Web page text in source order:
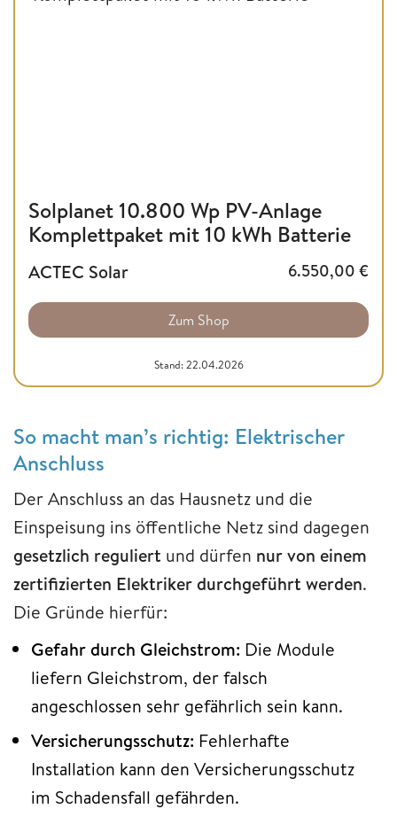
Solplanet 10.800 Wp PV-Anlage
Komplettpaket mit 10 kWh Batterie
ACTEC Solar 6.550,00 €
Zum Shop
Stand: 22.04.2026
So macht man’s richtig: Elektrischer
Anschluss
Der Anschluss an das Hausnetz und die
Einspeisung ins öffentliche Netz sind dagegen
gesetzlich reguliert und dürfen nur von einem
zertifizierten Elektriker durchgeführt werden.
Die Gründe hierfür:
Gefahr durch Gleichstrom: Die Module
liefern Gleichstrom, der falsch
angeschlossen sehr gefährlich sein kann.
Versicherungsschutz: Fehlerhafte
Installation kann den Versicherungsschutz
im Schadensfall gefährden.